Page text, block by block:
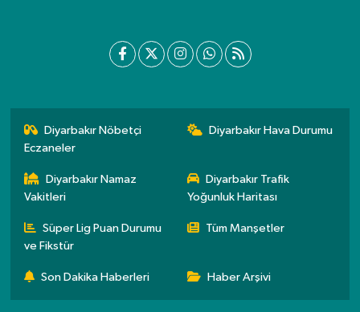
Diyarbakır Nöbetçi
Eczaneler
Diyarbakır Hava Durumu
Diyarbakır Namaz
Vakitleri
Diyarbakır Trafik
Yoğunluk Haritası
Süper Lig Puan Durumu
ve Fikstür
Tüm Manşetler
Son Dakika Haberleri Haber Arşivi